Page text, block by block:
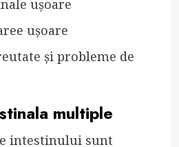
ușoare
ușoare
și probleme de
multiple
intestinului sunt